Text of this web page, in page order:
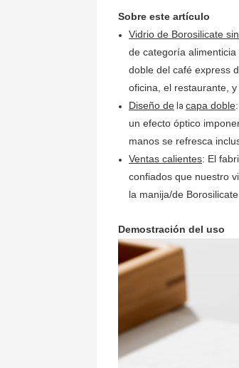
Sobre este artículo
Vidrio de Borosilicate
de categoría
doble del café express
oficina, el restaurante, y
Diseño de la capa doble
un efecto óptico
manos se refresca
Ventas calientes: El
confiados que nuestro
la manija/de
Demostración del uso